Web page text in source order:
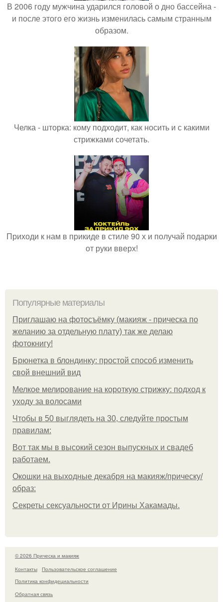
В 2006 году мужчина ударился головой о дно бассейна -
и после этого его жизнь изменилась самым странным
образом.
Челка - шторка: кому подходит, как носить и с какими
стрижками сочетать.
Приходи к нам в прикиде в стиле 90 х и получай подарки
от руки вверх!
Популярные материалы
Приглашаю на фотосъёмку (макияж - прическа по
желанию за отдельную плату) так же делаю
фотокнигу!
Брюнетка в блондинку: простой способ изменить
свой внешний вид
Мелкое мелирование на короткую стрижку: подход к
уходу за волосами
Чтобы в 50 выглядеть на 30, следуйте простым
правилам:
Вот так мы в высокий сезон выпускных и свадеб
работаем.
Окошки на выходные декабря на макияж/прическу/
образ:
Секреты сексуальности от Ирины Хакамады.
© 2026 Прическа и макияж
Контакты
Пользовательское соглашение
Политика конфидециальности
Обратная связь